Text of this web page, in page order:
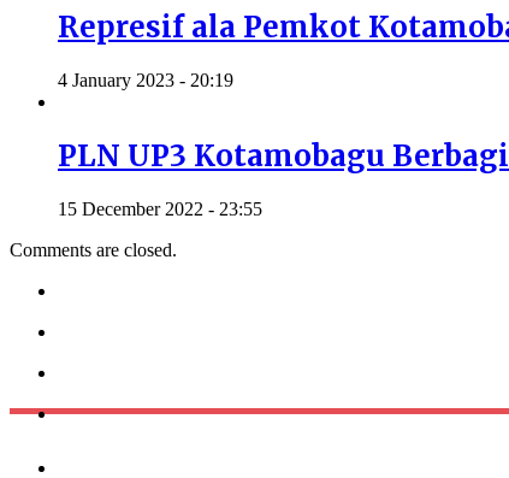
Represif ala Pemkot
4 January 2023 - 20:19
PLN UP3 Kotamobagu
15 December 2022 - 23:55
Comments are closed.